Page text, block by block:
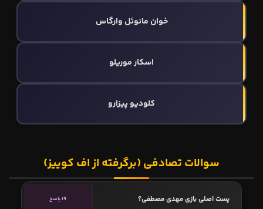
خوان مانوئل وارگاس
اسکار موریلو
کلودیو پیزارو
سوالات تصادفی (برگرفته از اف کوییز)
پست اصلی بازی مهدی مصطفی؟ 19 پاسخ